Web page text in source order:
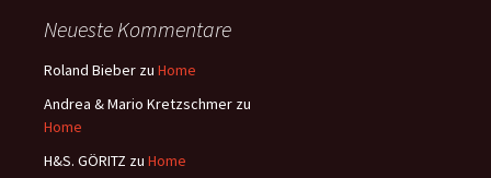
Neueste Kommentare
Roland Bieber zu Home
Andrea & Mario Kretzschmer zu
Home
H&S. GÖRITZ zu Home